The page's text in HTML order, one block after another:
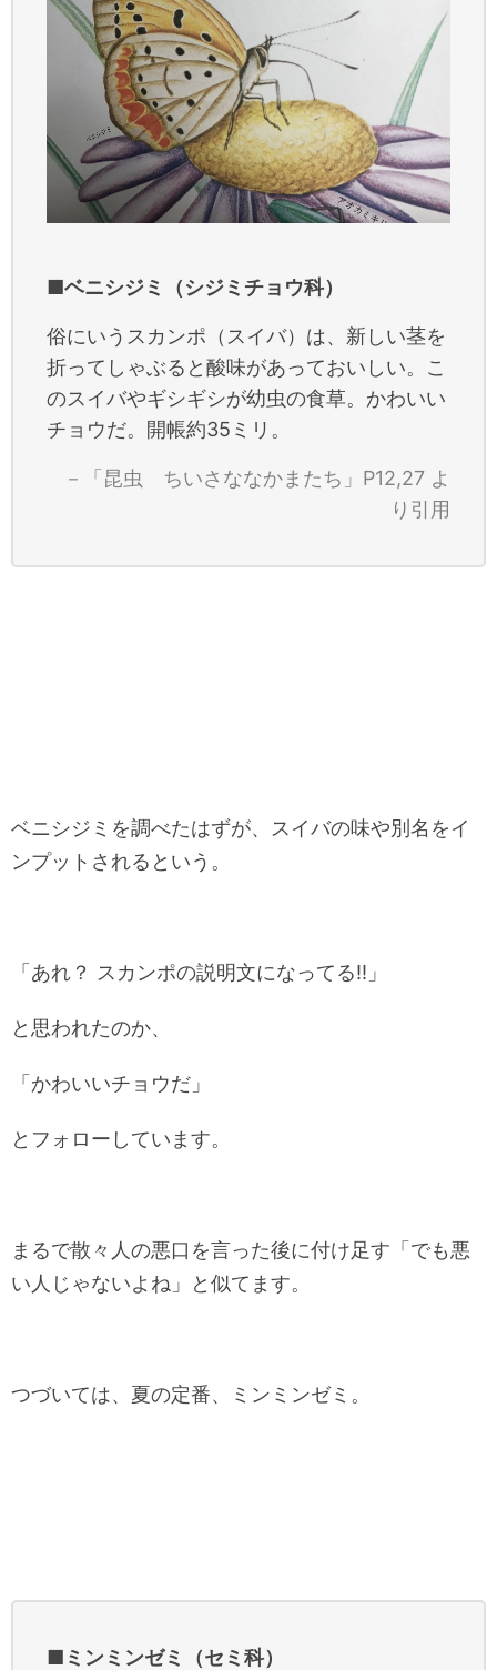
■ベニシジミ（シジミチョウ科）
俗にいうスカンポ（スイバ）は、新しい茎を
折ってしゃぶると酸味があっておいしい。こ
のスイバやギシギシが幼虫の食草。かわいい
チョウだ。開帳約35ミリ。
－「昆虫 ちいさななかまたち」P12,27 よ
り引用
ベニシジミを調べたはずが、スイバの味や別名をイ
ンプットされるという。
「あれ？ スカンポの説明文になってる!!」
と思われたのか、
「かわいいチョウだ」
とフォローしています。
まるで散々人の悪口を言った後に付け足す「でも悪
い人じゃないよね」と似てます。
つづいては、夏の定番、ミンミンゼミ。
■ミンミンゼミ（セミ科）